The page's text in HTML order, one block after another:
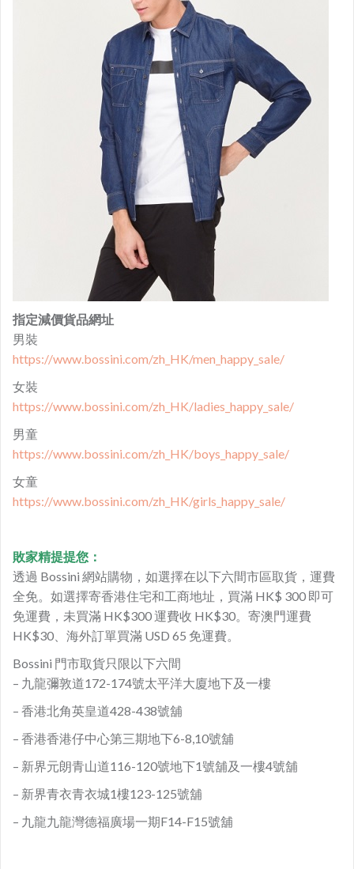
指定減價貨品網址
男裝
https://www.bossini.com/zh_HK/men_happy_sale/
女裝
https://www.bossini.com/zh_HK/ladies_happy_sale/
男童
https://www.bossini.com/zh_HK/boys_happy_sale/
女童
https://www.bossini.com/zh_HK/girls_happy_sale/
敗家精提提您：
透過 Bossini 網站購物，如選擇在以下六間市區取貨，運費
全免。如選擇寄香港住宅和工商地址，買滿 HK$ 300 即可
免運費，未買滿 HK$300 運費收 HK$30。寄澳門運費
HK$30、海外訂單買滿 USD 65 免運費。
Bossini 門市取貨只限以下六間
– 九龍彌敦道172-174號太平洋大廈地下及一樓
– 香港北角英皇道428-438號舖
– 香港香港仔中心第三期地下6-8,10號舖
– 新界元朗青山道116-120號地下1號舖及一樓4號舖
– 新界青衣青衣城1樓123-125號舖
– 九龍九龍灣德福廣場一期F14-F15號舖